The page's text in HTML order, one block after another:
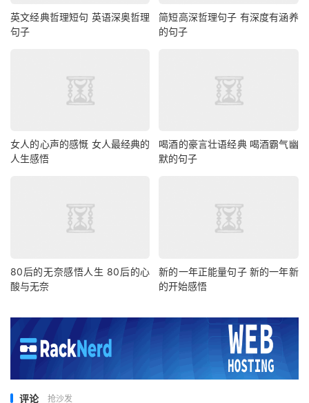
英文经典哲理短句 英语深奥哲理
句子
简短高深哲理句子 有深度有涵养
的句子
女人的心声的感慨 女人最经典的
人生感悟
喝酒的豪言壮语经典 喝酒霸气幽
默的句子
80后的无奈感悟人生 80后的心
酸与无奈
新的一年正能量句子 新的一年新
的开始感悟
评论 抢沙发